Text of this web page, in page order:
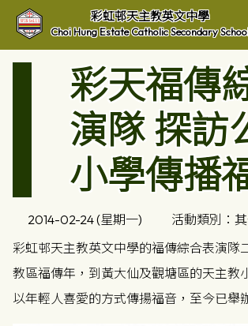
彩虹邨天主教英文中學
Choi Hung Estate Catholic Secondary
彩天福傳
演隊 探訪
小學傳播
2014-02-24 (星期一) 活動類別：
彩虹邨天主教英文中學的福傳綜合表演隊
教區福傳年，到黃大仙及觀塘區的天主教
以年輕人喜愛的方式傳揚福音，至今已舉